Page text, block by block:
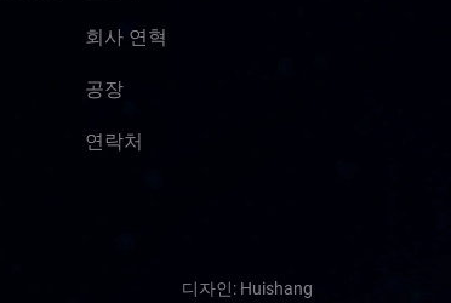
회사 연혁
공장
연락처
디자인: Huishang